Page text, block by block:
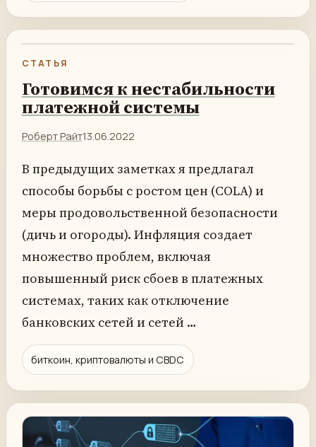
СТАТЬЯ
Готовимся к нестабильности
платежной системы
Роберт Райт13.06.2022
В предыдущих заметках я предлагал
способы борьбы с ростом цен (COLA) и
меры продовольственной безопасности
(дичь и огороды). Инфляция создает
множество проблем, включая
повышенный риск сбоев в платежных
системах, таких как отключение
банковских сетей и сетей …
биткоин, криптовалюты и CBDC